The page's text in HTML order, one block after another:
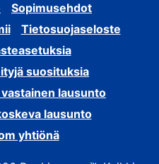
Sopimusehdot
Tietosuojaseloste
suosituksia
lausunto
lausunto
yhtiönä